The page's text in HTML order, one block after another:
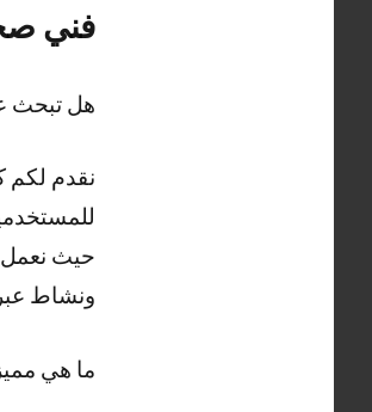
فني
هل تبحث
نقدم لكم
حيث نعمل
ونشاط
ما هي